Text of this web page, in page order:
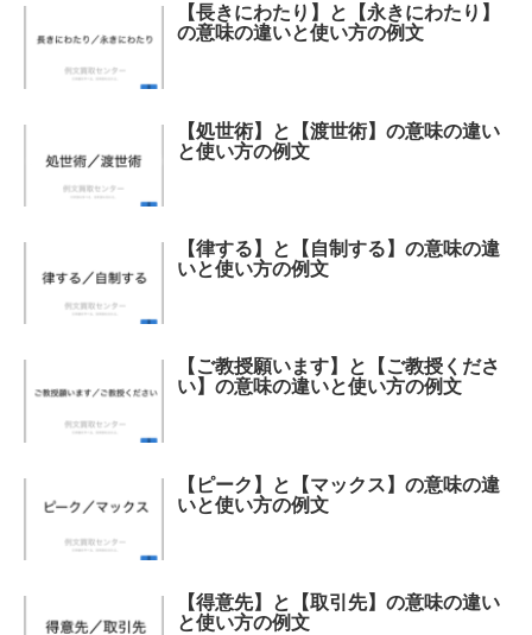
【長きにわたり】と【永きにわたり】
の意味の違いと使い方の例文
【処世術】と【渡世術】の意味の違い
と使い方の例文
【律する】と【自制する】の意味の違
いと使い方の例文
【ご教授願います】と【ご教授くださ
い】の意味の違いと使い方の例文
【ピーク】と【マックス】の意味の違
いと使い方の例文
【得意先】と【取引先】の意味の違い
と使い方の例文